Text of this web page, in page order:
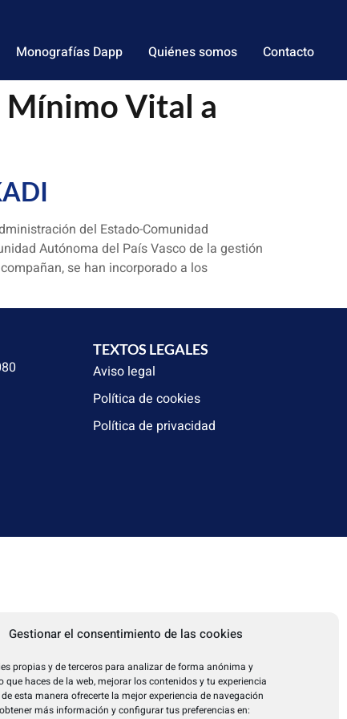
Gestionar el consentimiento de las cookies
propias y de terceros para analizar de forma anónima y
que haces de la web, mejorar los contenidos y tu experiencia
esta manera ofrecerte la mejor experiencia de navegación
más información y configurar tus preferencias en:
Monografías Dapp Quiénes somos Contacto
Mínimo Vital a
del Estado-Comunidad
Autónoma del País Vasco de la gestión
se han incorporado a los
TEXTOS LEGALES
Aviso legal
Política de cookies
Política de privacidad